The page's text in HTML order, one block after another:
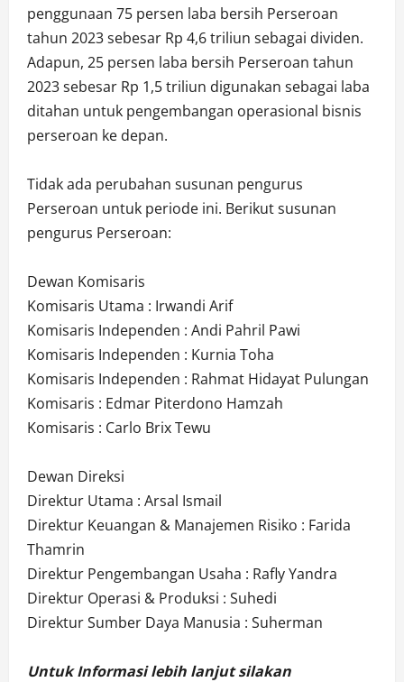
penggunaan 75 persen laba bersih Perseroan
tahun 2023 sebesar Rp 4,6 triliun sebagai dividen.
Adapun, 25 persen laba bersih Perseroan tahun
2023 sebesar Rp 1,5 triliun digunakan sebagai laba
ditahan untuk pengembangan operasional bisnis
perseroan ke depan.
Tidak ada perubahan susunan pengurus
Perseroan untuk periode ini. Berikut susunan
pengurus Perseroan:
Dewan Komisaris
Komisaris Utama : Irwandi Arif
Komisaris Independen : Andi Pahril Pawi
Komisaris Independen : Kurnia Toha
Komisaris Independen : Rahmat Hidayat Pulungan
Komisaris : Edmar Piterdono Hamzah
Komisaris : Carlo Brix Tewu
Dewan Direksi
Direktur Utama : Arsal Ismail
Direktur Keuangan & Manajemen Risiko : Farida
Thamrin
Direktur Pengembangan Usaha : Rafly Yandra
Direktur Operasi & Produksi : Suhedi
Direktur Sumber Daya Manusia : Suherman
Untuk Informasi lebih lanjut silakan